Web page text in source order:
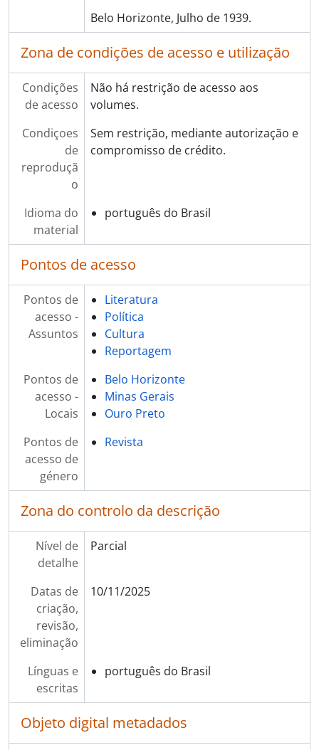
Belo Horizonte, Julho de 1939.
Zona de condições de acesso e utilização
Condições
de acesso
Não há restrição de acesso aos
volumes.
Condiçoes
de
reproduçã
o
Sem restrição, mediante autorização e
compromisso de crédito.
Idioma do
material
português do Brasil
Pontos de acesso
Pontos de
acesso -
Assuntos
Literatura
Política
Cultura
Reportagem
Pontos de
acesso -
Locais
Belo Horizonte
Minas Gerais
Ouro Preto
Pontos de
acesso de
género
Revista
Zona do controlo da descrição
Nível de
detalhe
Parcial
Datas de
criação,
revisão,
eliminação
10/11/2025
Línguas e
escritas
português do Brasil
Objeto digital metadados